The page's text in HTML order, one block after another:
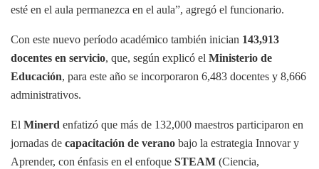
esté en el aula permanezca en el aula”, agregó el funcionario.
Con este nuevo período académico también inician 143,913
docentes en servicio, que, según explicó el Ministerio de
Educación, para este año se incorporaron 6,483 docentes y 8,666
administrativos.
El Minerd enfatizó que más de 132,000 maestros participaron en
jornadas de capacitación de verano bajo la estrategia Innovar y
Aprender, con énfasis en el enfoque STEAM (Ciencia,